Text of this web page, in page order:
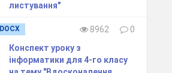
листування"
DOCX 8962
0
Конспект уроку з
інформатики для 4-го класу